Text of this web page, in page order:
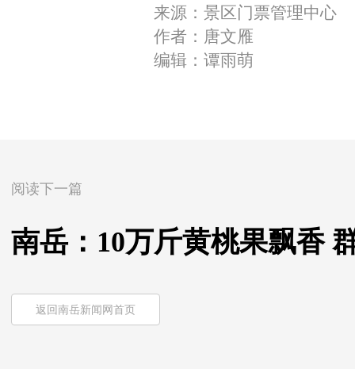
来源：景区门票管理中心
作者：唐文雁
编辑：谭雨萌
阅读下一篇
南岳：10万斤黄桃果飘香
返回南岳新闻网首页